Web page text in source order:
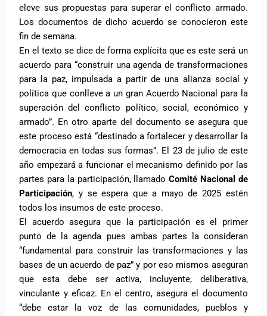
eleve sus propuestas para superar el conflicto armado.
Los documentos de dicho acuerdo se conocieron este
fin de semana.
En el texto se dice de forma explícita que es este será un
acuerdo para “construir una agenda de transformaciones
para la paz, impulsada a partir de una alianza social y
política que conlleve a un gran Acuerdo Nacional para la
superación del conflicto político, social, económico y
armado”. En otro aparte del documento se asegura que
este proceso está “destinado a fortalecer y desarrollar la
democracia en todas sus formas”. El 23 de julio de este
año empezará a funcionar el mecanismo definido por las
partes para la participación, llamadoComité Nacional de
Participación, y se espera que a mayo de 2025 estén
todos los insumos de este proceso.
El acuerdo asegura que la participación es el primer
punto de la agenda pues ambas partes la consideran
“fundamental para construir las transformaciones y las
bases de un acuerdo de paz” y por eso mismos aseguran
que esta debe ser activa, incluyente, deliberativa,
vinculante y eficaz. En el centro, asegura el documento
“debe estar la voz de las comunidades, pueblos y